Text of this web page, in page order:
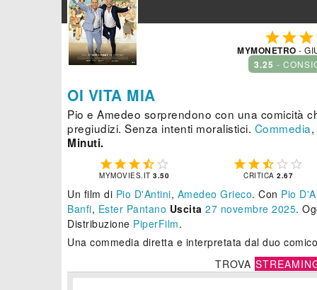

MYMONETRO -
3.25 -
OI VITA MIA
Pio e Amedeo sorprendono con una comicità
pregiudizi. Senza intenti moralistici. Commedia,
Minuti.
    
MYMOVIES.IT3.50
    
CRITICA2.67
Un film di Pio D'Antini, Amedeo Grieco. Con Pio
Banfi, Ester Pantano Uscita 27 novembre 2025.
Distribuzione PiperFilm.
Una commedia diretta e interpretata dal duo
TROVA